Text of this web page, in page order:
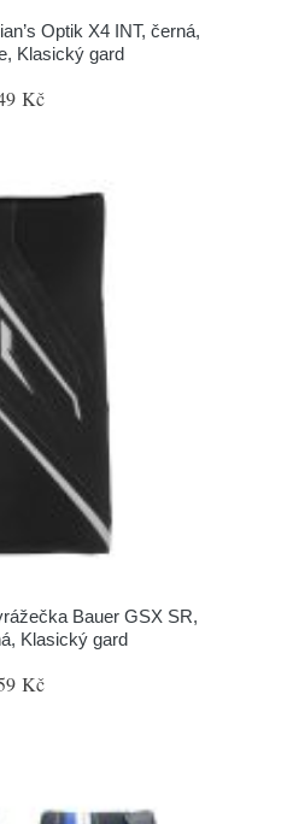
Optik X4 INT, černá,
Klasický gard
Kč
Bauer GSX SR,
Klasický gard
Kč